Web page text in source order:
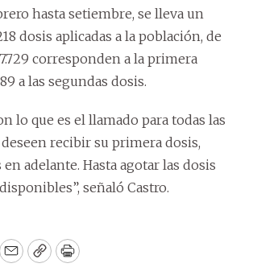
hasta setiembre, se lleva un
dosis aplicadas a la población, de
corresponden a la primera
a las segundas dosis.
lo que es el llamado para todas las
recibir su primera dosis,
en adelante. Hasta agotar las dosis
señaló Castro.
EmailCopyPrint